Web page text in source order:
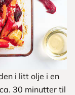
i litt olje i en
30 minutter til